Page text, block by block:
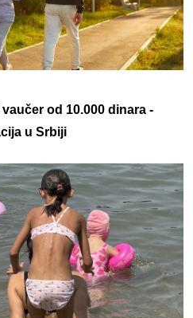
od 10.000 dinara -
u Srbiji